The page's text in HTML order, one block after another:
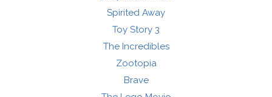
Spirited Away
Toy Story 3
The Incredibles
Zootopia
Brave